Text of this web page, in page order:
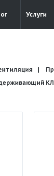
Услуги